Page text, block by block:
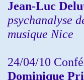
Jean-Luc
psychanalyse
musique Nice
24/04/10
Dominique